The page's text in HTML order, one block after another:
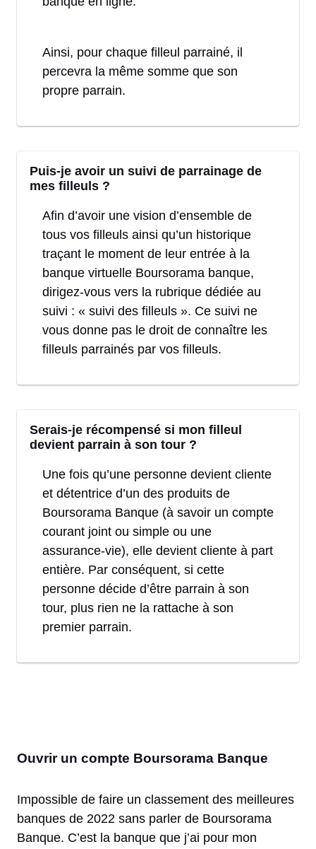
Ainsi, pour chaque filleul parrainé, il
percevra la même somme que son
propre parrain.
Puis-je avoir un suivi de parrainage de
mes filleuls ?
Afin d’avoir une vision d’ensemble de
tous vos filleuls ainsi qu’un historique
traçant le moment de leur entrée à la
banque virtuelle Boursorama banque,
dirigez-vous vers la rubrique dédiée au
suivi : « suivi des filleuls ». Ce suivi ne
vous donne pas le droit de connaître les
filleuls parrainés par vos filleuls.
Serais-je récompensé si mon filleul
devient parrain à son tour ?
Une fois qu’une personne devient cliente
et détentrice d’un des produits de
Boursorama Banque (à savoir un compte
courant joint ou simple ou une
assurance-vie), elle devient cliente à part
entière. Par conséquent, si cette
personne décide d’être parrain à son
tour, plus rien ne la rattache à son
premier parrain.
Ouvrir un compte Boursorama Banque
Impossible de faire un classement des meilleures
banques de 2022 sans parler de Boursorama
Banque. C’est la banque que j’ai pour mon